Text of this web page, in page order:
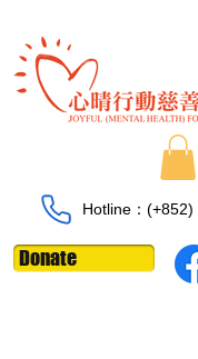
Hotline：​​(+852)
Donate